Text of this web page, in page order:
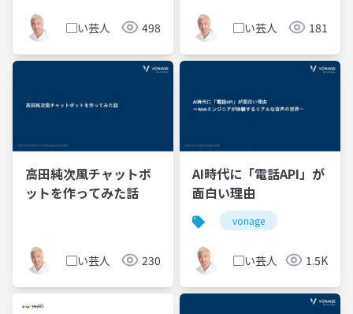
▢い芸人 498 ▢い芸人 181
高田純次風チャットボ
ットを作ってみた話
▢い芸人 230
AI時代に「電話API」が
面白い理由
vonage
▢い芸人 1.5K